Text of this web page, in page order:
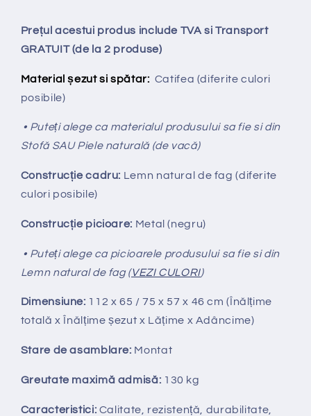
Prețul acestui produs include TVA si Transport
GRATUIT (de la 2 produse)
Material șezut si spătar: Catifea (diferite culori
posibile)
• Puteți alege ca materialul produsului sa fie si din
Stofă SAU Piele naturală (de vacă)
Construcție cadru: Lemn natural de fag (diferite
culori posibile)
Construcție picioare: Metal (negru)
• Puteți alege ca picioarele produsului sa fie si din
Lemn natural de fag (VEZI CULORI)
Dimensiune: 112 x 65 / 75 x 57 x 46 cm (Înălțime
totală x Înălțimeșezut x Lățime x Adâncime)
Stare de asamblare: Montat
Greutate maximă admisă: 130 kg
Caracteristici: Calitate, rezistență, durabilitate,